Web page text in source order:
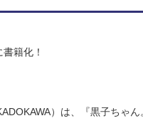
籍化！
）は、『黒子ちゃ